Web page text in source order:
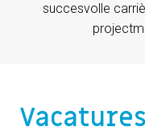
succesvolle